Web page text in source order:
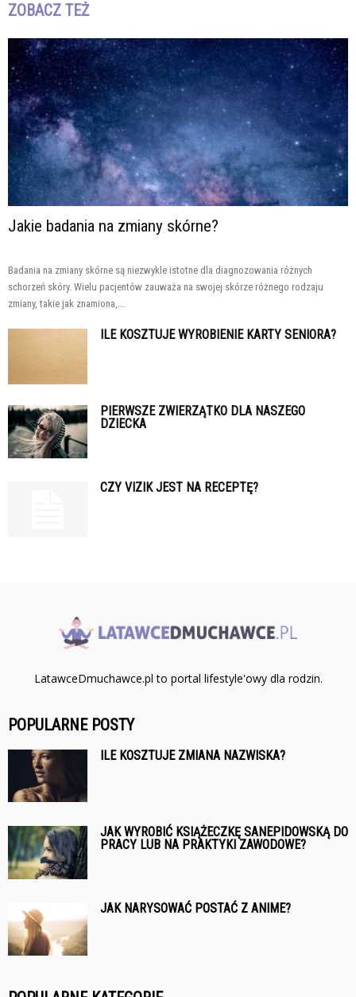
ZOBACZ TEŻ
Jakie badania na zmiany skórne?
Badania na zmiany skórne są niezwykle istotne dla diagnozowania różnych
schorzeń skóry. Wielu pacjentów zauważa na swojej skórze różnego rodzaju
zmiany, takie jak znamiona,...
ILE KOSZTUJE WYROBIENIE KARTY SENIORA?
PIERWSZE ZWIERZĄTKO DLA NASZEGO
DZIECKA
CZY VIZIK JEST NA RECEPTĘ?
LatawceDmuchawce.pl to portal lifestyle'owy dla rodzin.
POPULARNE POSTY
ILE KOSZTUJE ZMIANA NAZWISKA?
JAK WYROBIĆ KSIĄŻECZKĘ SANEPIDOWSKĄ DO
PRACY LUB NA PRAKTYKI ZAWODOWE?
JAK NARYSOWAĆ POSTAĆ Z ANIME?